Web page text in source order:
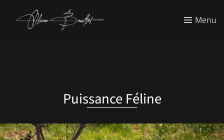
Menu
Puissance Féline